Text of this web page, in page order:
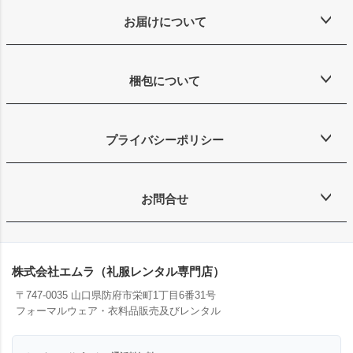
お届けについて
梱包について
プライバシーポリシー
お問合せ
株式会社エムラ（礼服レンタル専門店）
〒747-0035 山口県防府市栄町1丁目6番31号
フォーマルウェア・衣料品販売及びレンタル